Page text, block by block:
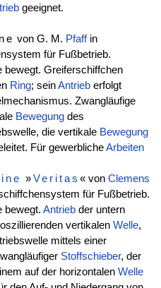
geeignet.
von G. M. Pfaffin
für Fußbetrieb.
bewegt. Greiferschiffchen
Ring; seinAntrieberfolgt
Zwangläufige
Bewegungdes
die vertikale Bewegung
Für gewerblicheArbeiten
»Veritas « von Clemens
für Fußbetrieb.
bewegt. Antriebder untern
vertikalen Welle,
mittels einer
Stoffschieber, der
auf der horizontalen Welle